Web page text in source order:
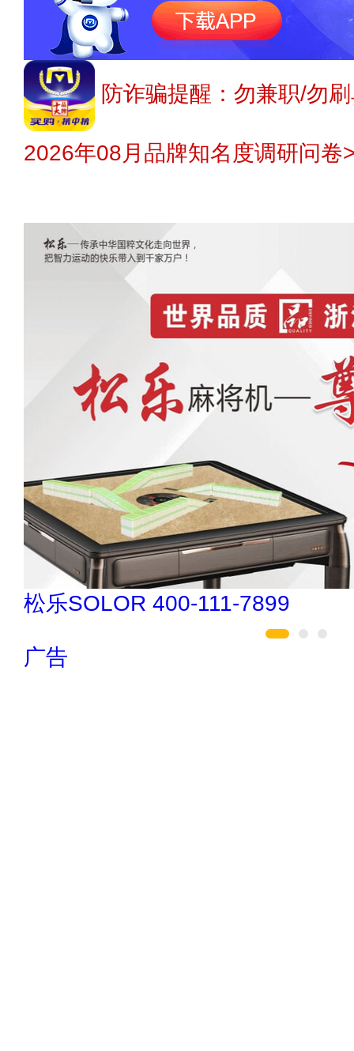
防诈骗提醒：勿兼职/勿
2026年08月品牌知名度调研问卷
松乐SOLOR 400-111-7899
广告